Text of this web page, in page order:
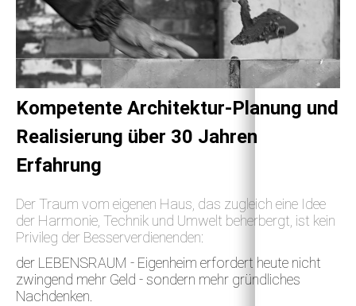
Kompetente Architektur­-Planung und
Realisierung über 30 Jahren
Erfahrung
Der Traum vom eigenen Haus, das zugleich eine Idee
der Harmonie, Technik und Umwelt beherbergt, ist kein
Privileg der Besserverdienenden:
der LEBENSRAUM - Eigenheim erfordert heute nicht
zwingend mehr Geld - sondern mehr gründliches
Nachdenken.